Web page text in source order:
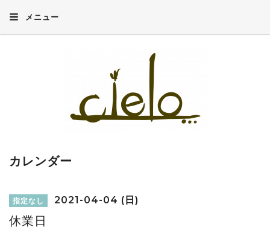
メニュー
カレンダー
指定なし 2021-04-04 (日)
休業日